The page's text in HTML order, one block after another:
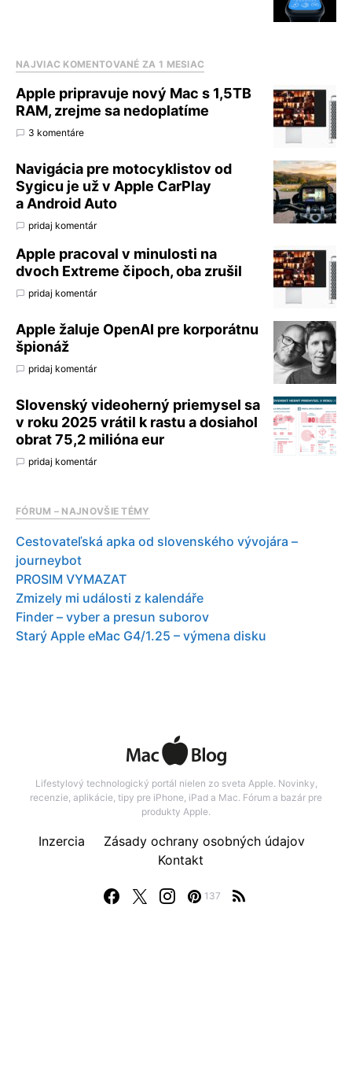
NAJVIAC KOMENTOVANÉ ZA 1 MESIAC
Apple pripravuje nový Mac s 1,5TB
RAM, zrejme sa nedoplatíme
3 komentáre
Navigácia pre motocyklistov od
Sygicu je už v Apple CarPlay
a Android Auto
pridaj komentár
Apple pracoval v minulosti na
dvoch Extreme čipoch, oba zrušil
pridaj komentár
Apple žaluje OpenAI pre korporátnu
špionáž
pridaj komentár
Slovenský videoherný priemysel sa
v roku 2025 vrátil k rastu a dosiahol
obrat 75,2 milióna eur
pridaj komentár
FÓRUM – NAJNOVŠIE TÉMY
Cestovateľská apka od slovenského vývojára –
journeybot
PROSIM VYMAZAT
Zmizely mi události z kalendáře
Finder – vyber a presun suborov
Starý Apple eMac G4/1.25 – výmena disku
Lifestylový technologický portál nielen zo sveta Apple. Novinky,
recenzie, aplikácie, tipy pre iPhone, iPad a Mac. Fórum a bazár pre
produkty Apple.
137
Inzercia
Zásady ochrany osobných údajov
Kontakt